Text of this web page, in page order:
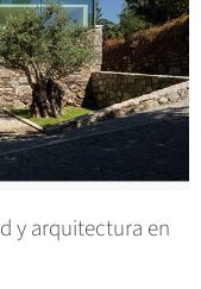
y arquitectura en